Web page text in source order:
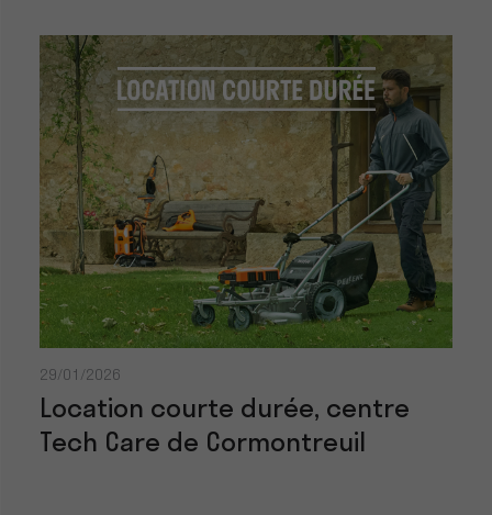
29/01/2026
Location courte durée, centre
Tech Care de Cormontreuil